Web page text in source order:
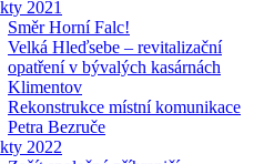
2021
Směr Horní Falc!
Velká Hleďsebe – revitalizační
opatření v bývalých kasárnách
Klimentov
Rekonstrukce místní komunikace
Petra Bezruče
2022